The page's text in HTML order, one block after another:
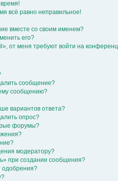
всё равно неправильное!
вместе со своим именем?
его?
от меня требуют войти на
сообщение?
сообщению?
вариантов ответа?
опрос?
форумы?
модератору?
при создании сообщения?
одобрения?